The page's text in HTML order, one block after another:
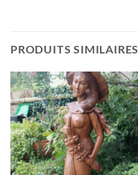
PRODUITS SIMILAIRES